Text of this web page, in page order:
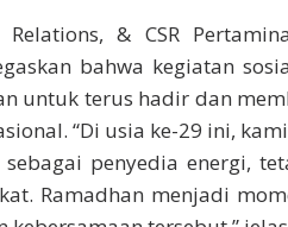
& CSR
bahwa kegiatan
untuk terus hadir dan
“Di usia ke-29 ini,
penyedia energi,
Ramadhan menjadi